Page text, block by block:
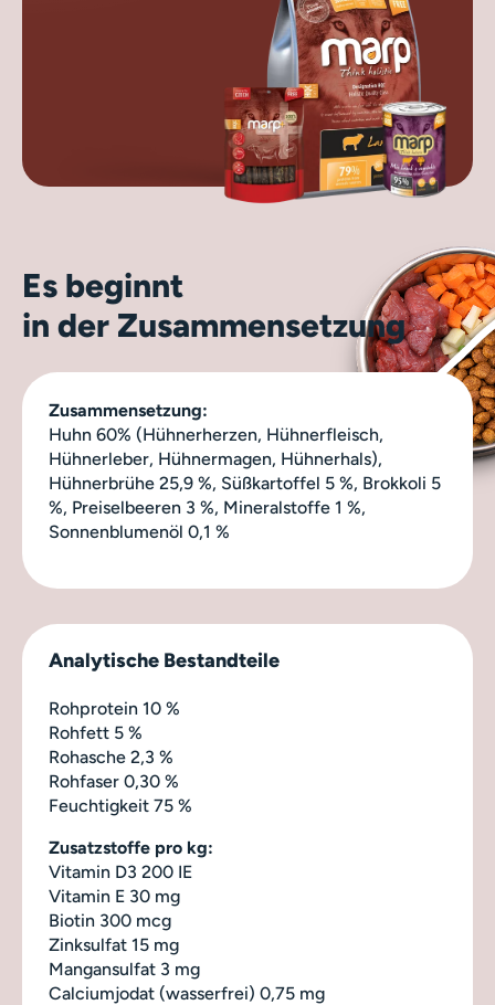
Es beginnt
in der Zusammensetzung
Zusammensetzung:
Huhn 60% (Hühnerherzen, Hühnerfleisch,
Hühnerleber, Hühnermagen, Hühnerhals),
Hühnerbrühe 25,9 %, Süßkartoffel 5 %, Brokkoli 5
%, Preiselbeeren 3 %, Mineralstoffe 1 %,
Sonnenblumenöl 0,1 %
Analytische Bestandteile
Rohprotein 10 %
Rohfett 5 %
Rohasche 2,3 %
Rohfaser 0,30 %
Feuchtigkeit 75 %
Zusatzstoffe pro kg:
Vitamin D3 200 IE
Vitamin E 30 mg
Biotin 300 mcg
Zinksulfat 15 mg
Mangansulfat 3 mg
Calciumjodat (wasserfrei) 0,75 mg